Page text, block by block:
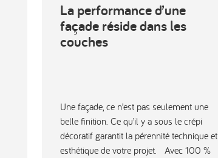
La performance d’une
façade réside dans les
couches
Une façade, ce n’est pas seulement une
belle finition. Ce qu’il y a sous le crépi
décoratif garantit la pérennité technique et
esthétique de votre projet. Avec 100 %